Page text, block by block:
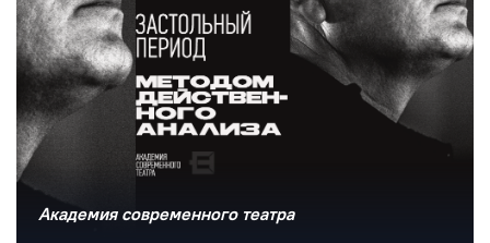
Академия современного театра